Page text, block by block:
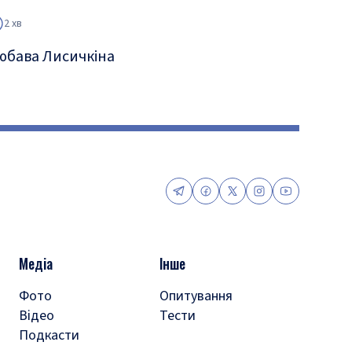
2 хв
Лисичкіна
Медіа
Фото
Відео
Подкасти
Інше
Опитування
Тести